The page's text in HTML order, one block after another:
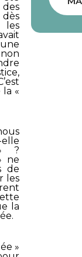
les
«
?
ne
de
les
la
»